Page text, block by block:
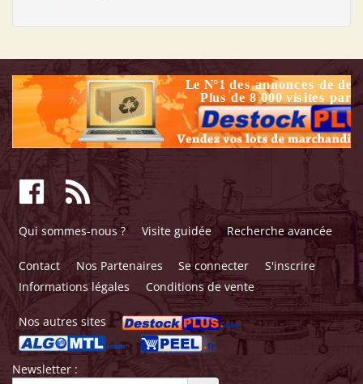
Qui sommes-nous ? Visite guidée Recherche avancée
Contact Nos Partenaires Se connecter
S'inscrire
Informations légales
Conditions de vente
Nos autres sites
Newsletter :